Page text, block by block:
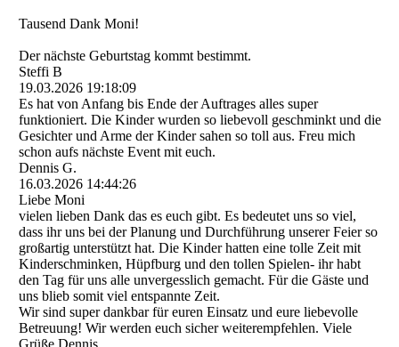
Tausend Dank Moni!
Der nächste Geburtstag kommt bestimmt.
Steffi B
19.03.2026 19:18:09
Es hat von Anfang bis Ende der Auftrages alles super
funktioniert. Die Kinder wurden so liebevoll geschminkt und die
Gesichter und Arme der Kinder sahen so toll aus. Freu mich
schon aufs nächste Event mit euch.
Dennis G.
16.03.2026 14:44:26
Liebe Moni
vielen lieben Dank das es euch gibt. Es bedeutet uns so viel,
dass ihr uns bei der Planung und Durchführung unserer Feier so
großartig unterstützt hat. Die Kinder hatten eine tolle Zeit mit
Kinderschminken, Hüpfburg und den tollen Spielen- ihr habt
den Tag für uns alle unvergesslich gemacht. Für die Gäste und
uns blieb somit viel entspannte Zeit.
Wir sind super dankbar für euren Einsatz und eure liebevolle
Betreuung! Wir werden euch sicher weiterempfehlen. Viele
Grüße Dennis